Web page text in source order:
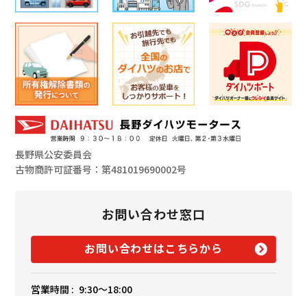
長野県公安委員会
古物商許可証番号：第481019690002号
お問い合わせ窓口
お問い合わせはこちらから
営業時間 : 9:30〜18:00